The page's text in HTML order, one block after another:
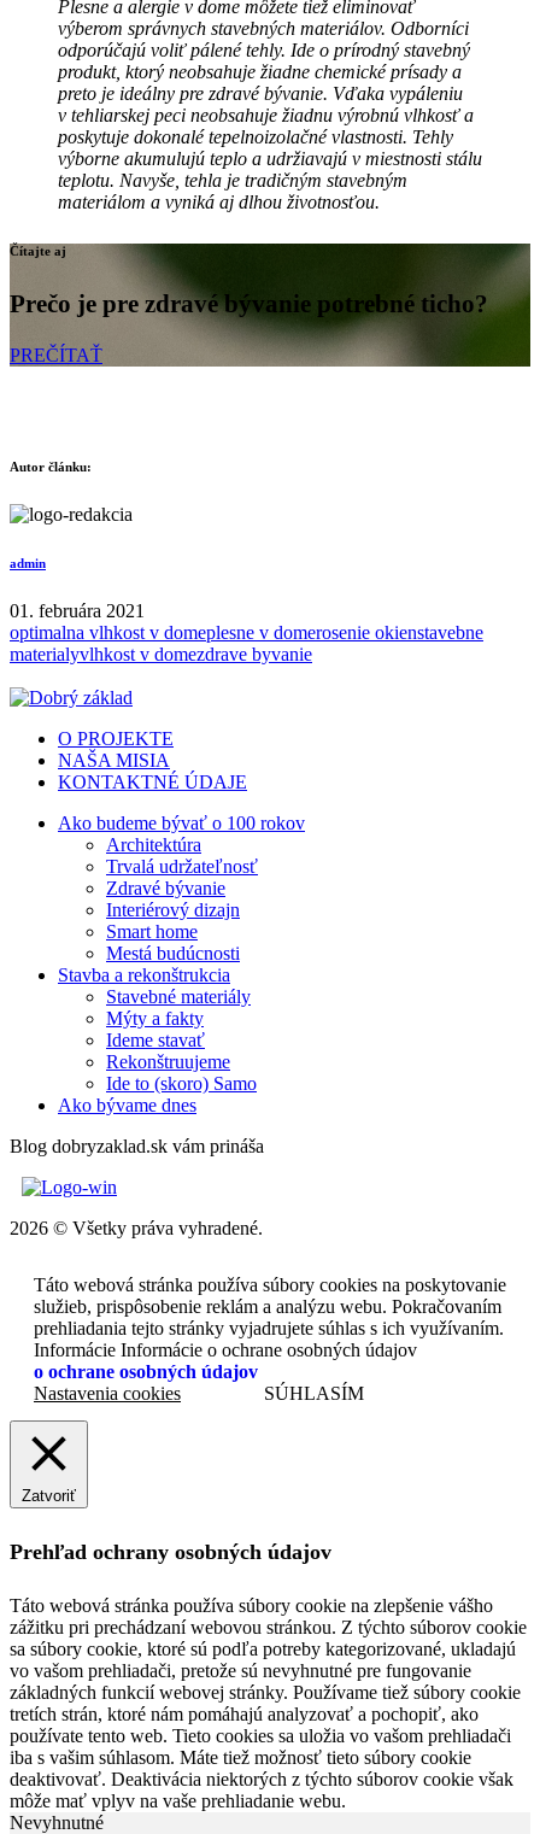
Plesne a alergie v dome môžete tiež eliminovať
výberom správnych stavebných materiálov. Odborníci
odporúčajú voliť pálené tehly. Ide o prírodný stavebný
produkt, ktorý neobsahuje žiadne chemické prísady a
preto je ideálny pre zdravé bývanie. Vďaka vypáleniu
v tehliarskej peci neobsahuje žiadnu výrobnú vlhkosť a
poskytuje dokonalé tepelnoizolačné vlastnosti. Tehly
výborne akumulujú teplo a udržiavajú v miestnosti stálu
teplotu. Navyše, tehla je tradičným stavebným
materiálom a vyniká aj dlhou životnosťou.
Čítajte aj
Prečo je pre zdravé bývanie potrebné ticho?
PREČÍTAŤ
Autor článku:
admin
01. februára 2021
optimalna vlhkost v domeplesne v domerosenie okienstavebne
materialyvlhkost v domezdrave byvanie
O PROJEKTE
NAŠA MISIA
KONTAKTNÉ ÚDAJE
Ako budeme bývať o 100 rokov
Architektúra
Trvalá udržateľnosť
Zdravé bývanie
Interiérový dizajn
Smart home
Mestá budúcnosti
Stavba a rekonštrukcia
Stavebné materiály
Mýty a fakty
Ideme stavať
Rekonštruujeme
Ide to (skoro) Samo
Ako bývame dnes
Blog dobryzaklad.sk vám prináša
2026 © Všetky práva vyhradené.
Táto webová stránka používa súbory cookies na poskytovanie
služieb, prispôsobenie reklám a analýzu webu. Pokračovaním
prehliadania tejto stránky vyjadrujete súhlas s ich využívaním.
Informácie Informácie o ochrane osobných údajov
o ochrane osobných údajov
Nastavenia cookies
SÚHLASÍM
Zatvoriť
Prehľad ochrany osobných údajov
Táto webová stránka používa súbory cookie na zlepšenie vášho
zážitku pri prechádzaní webovou stránkou. Z týchto súborov cookie
sa súbory cookie, ktoré sú podľa potreby kategorizované, ukladajú
vo vašom prehliadači, pretože sú nevyhnutné pre fungovanie
základných funkcií webovej stránky. Používame tiež súbory cookie
tretích strán, ktoré nám pomáhajú analyzovať a pochopiť, ako
používate tento web. Tieto cookies sa uložia vo vašom prehliadači
iba s vašim súhlasom. Máte tiež možnosť tieto súbory cookie
deaktivovať. Deaktivácia niektorých z týchto súborov cookie však
môže mať vplyv na vaše prehliadanie webu.
Nevyhnutné